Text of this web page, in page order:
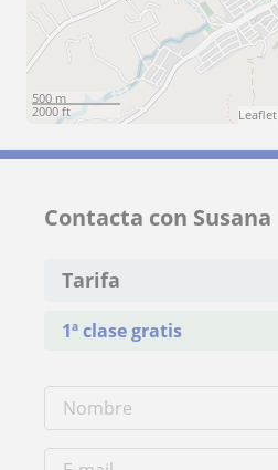
500 m
2000 ft
Leaflet
Contacta con Susana
Tarifa
1ª clase gratis